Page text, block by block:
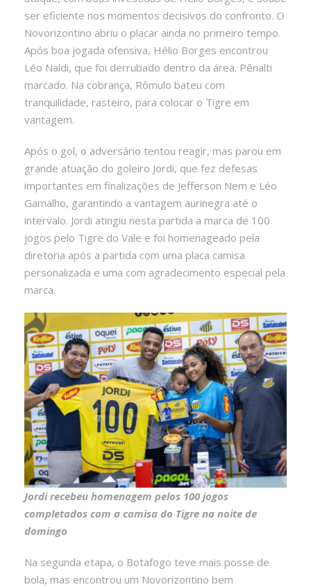
ser eficiente nos momentos decisivos do confronto. O
Novorizontino abriu o placar ainda no primeiro tempo.
Após boa jogada ofensiva, Hélio Borges encontrou
Léo Naldi, que foi derrubado dentro da área. Pênalti
marcado. Na cobrança, Rômulo bateu com
tranquilidade, rasteiro, para colocar o Tigre em
vantagem.
Após o gol, o adversário tentou reagir, mas parou em
grande atuação do goleiro Jordi, que fez defesas
importantes em finalizações de Jefferson Nem e Léo
Gamalho, garantindo a vantagem aurinegra até o
intervalo. Jordi atingiu nesta partida a marca de 100
jogos pelo Tigre do Vale e foi homenageado pela
diretoria após a partida com uma placa camisa
personalizada e uma com agradecimento especial pela
marca.
Jordi recebeu homenagem pelos 100 jogos
completados com a camisa do Tigre na noite de
domingo
Na segunda etapa, o Botafogo teve mais posse de
bola, mas encontrou um Novorizontino bem